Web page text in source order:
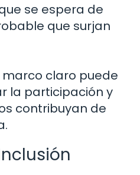
se espera de
que surjan
claro puede
la participación y
contribuyan de